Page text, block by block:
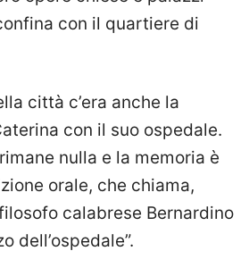
con il quartiere di
città c’era anche la
con il suo ospedale.
nulla e la memoria è
orale, che chiama,
calabrese Bernardino
dell’ospedale”.